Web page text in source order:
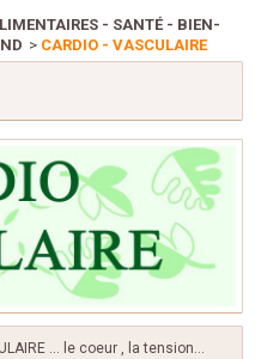
- SANTÉ - BIEN-
> CARDIO - VASCULAIRE
... le coeur , la tension...